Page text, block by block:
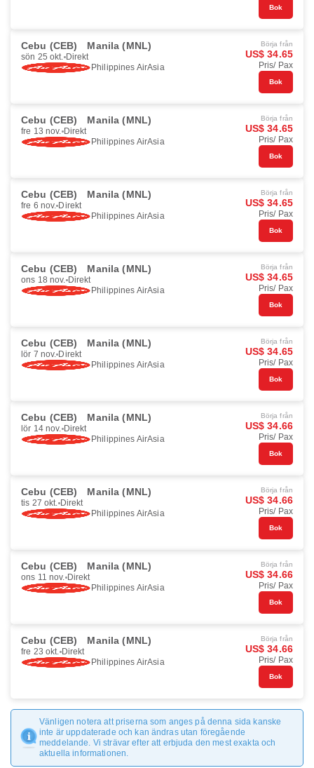
Bok
Cebu (CEB) Manila (MNL)
sön 25 okt. Direkt
Philippines AirAsia
Börja från
US$ 34.65
Pris/ Pax
Bok
Cebu (CEB) Manila (MNL)
fre 13 nov. Direkt
Philippines AirAsia
Börja från
US$ 34.65
Pris/ Pax
Bok
Cebu (CEB) Manila (MNL)
fre 6 nov. Direkt
Philippines AirAsia
Börja från
US$ 34.65
Pris/ Pax
Bok
Cebu (CEB) Manila (MNL)
ons 18 nov. Direkt
Philippines AirAsia
Börja från
US$ 34.65
Pris/ Pax
Bok
Cebu (CEB) Manila (MNL)
lör 7 nov. Direkt
Philippines AirAsia
Börja från
US$ 34.65
Pris/ Pax
Bok
Cebu (CEB) Manila (MNL)
lör 14 nov. Direkt
Philippines AirAsia
Börja från
US$ 34.66
Pris/ Pax
Bok
Cebu (CEB) Manila (MNL)
tis 27 okt. Direkt
Philippines AirAsia
Börja från
US$ 34.66
Pris/ Pax
Bok
Cebu (CEB) Manila (MNL)
ons 11 nov. Direkt
Philippines AirAsia
Börja från
US$ 34.66
Pris/ Pax
Bok
Cebu (CEB) Manila (MNL)
fre 23 okt. Direkt
Philippines AirAsia
Börja från
US$ 34.66
Pris/ Pax
Bok
Vänligen notera att priserna som anges på denna sida kanske
inte är uppdaterade och kan ändras utan föregående
meddelande. Vi strävar efter att erbjuda den mest exakta och
aktuella informationen.